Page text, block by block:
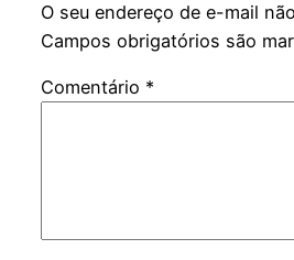
O seu endereço de e-mail
Campos obrigatórios são
Comentário *